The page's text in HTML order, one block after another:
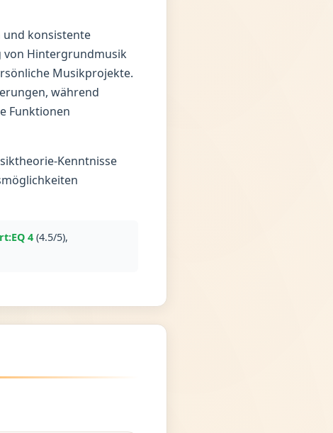
und konsistente
von Hintergrundmusik
Musikprojekte.
während
Funktionen
Kenntnisse
4(4.5/5),